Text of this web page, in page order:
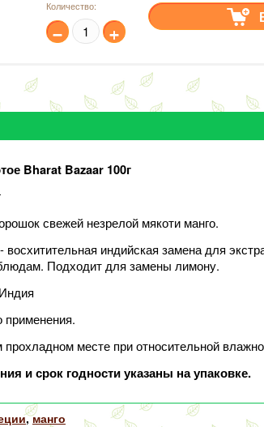
Количество:
− +
Bharat Bazaar 100г
свежей незрелой мякоти манго.
индийская замена для
Подходит для замены лимону.
Индия
применения.
месте при относительной
и срок годности указаны на упаковке.
,манго